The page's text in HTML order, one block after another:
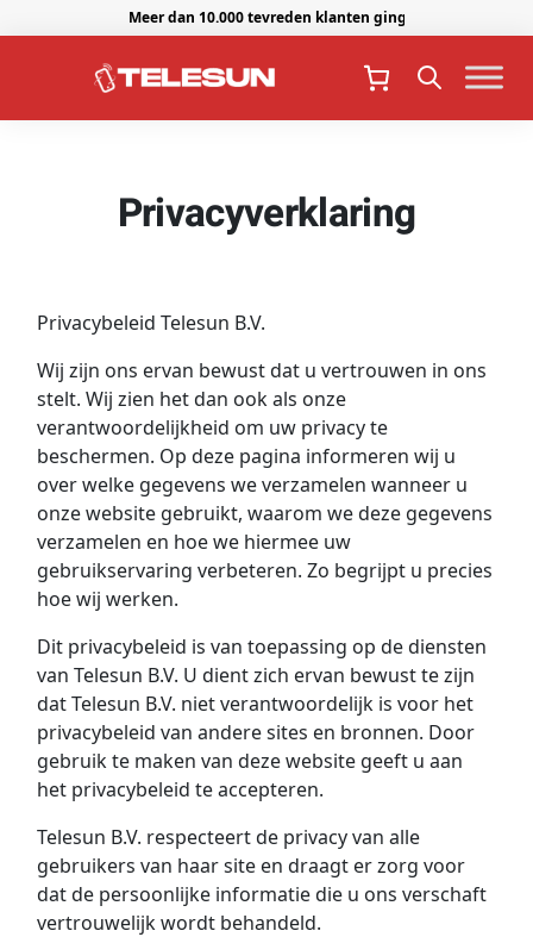
Meer dan 10.000 tevreden klanten gingen je voor.
Privacyverklaring
Privacybeleid Telesun B.V.
Wij zijn ons ervan bewust dat u vertrouwen in ons
stelt. Wij zien het dan ook als onze
verantwoordelijkheid om uw privacy te
beschermen. Op deze pagina informeren wij u
over welke gegevens we verzamelen wanneer u
onze website gebruikt, waarom we deze gegevens
verzamelen en hoe we hiermee uw
gebruikservaring verbeteren. Zo begrijpt u precies
hoe wij werken.
Dit privacybeleid is van toepassing op de diensten
van Telesun B.V. U dient zich ervan bewust te zijn
dat Telesun B.V. niet verantwoordelijk is voor het
privacybeleid van andere sites en bronnen. Door
gebruik te maken van deze website geeft u aan
het privacybeleid te accepteren.
Telesun B.V. respecteert de privacy van alle
gebruikers van haar site en draagt er zorg voor
dat de persoonlijke informatie die u ons verschaft
vertrouwelijk wordt behandeld.